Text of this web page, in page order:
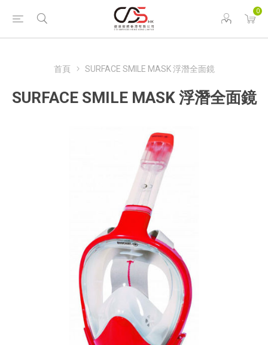
0
首頁 SURFACE SMILE MASK 浮潛全面鏡
SURFACE SMILE MASK 浮潛全面鏡